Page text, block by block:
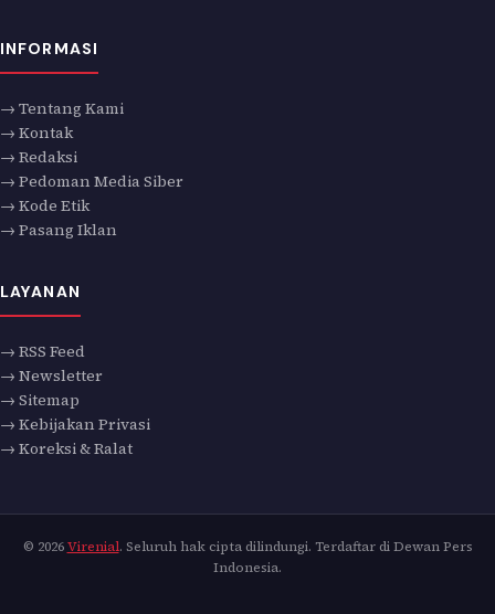
INFORMASI
→ Tentang Kami
→ Kontak
→ Redaksi
→ Pedoman Media Siber
→ Kode Etik
→ Pasang Iklan
LAYANAN
→ RSS Feed
→ Newsletter
→ Sitemap
→ Kebijakan Privasi
→ Koreksi & Ralat
© 2026Virenial. Seluruh hak cipta dilindungi. Terdaftar di Dewan Pers
Indonesia.